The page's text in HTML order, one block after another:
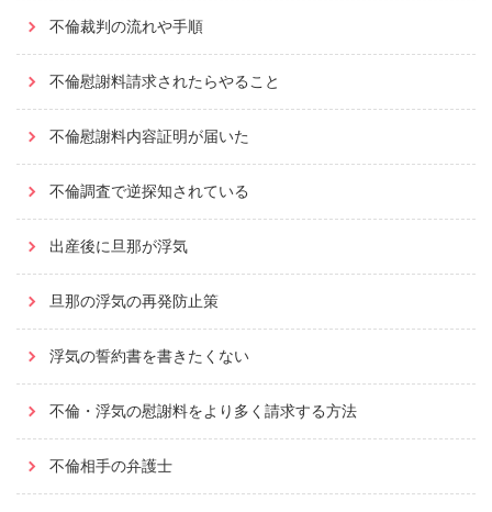
不倫裁判の流れや手順
不倫慰謝料請求されたらやること
不倫慰謝料内容証明が届いた
不倫調査で逆探知されている
出産後に旦那が浮気
旦那の浮気の再発防止策
浮気の誓約書を書きたくない
不倫・浮気の慰謝料をより多く請求する方法
不倫相手の弁護士